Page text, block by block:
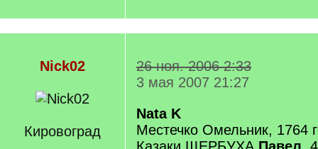
Nick02
Кировоград
26 ноя. 2006 2:33
3 мая 2007 21:27
Nata K
Местечко Омельник, 1764